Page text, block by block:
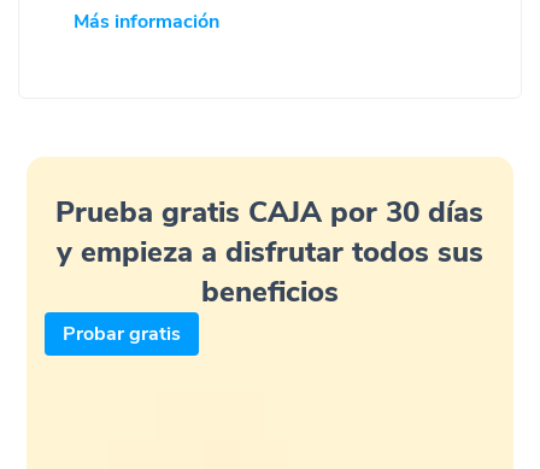
Más información
Prueba gratis CAJA por 30 días
y empieza a disfrutar todos sus
beneficios
Probar gratis